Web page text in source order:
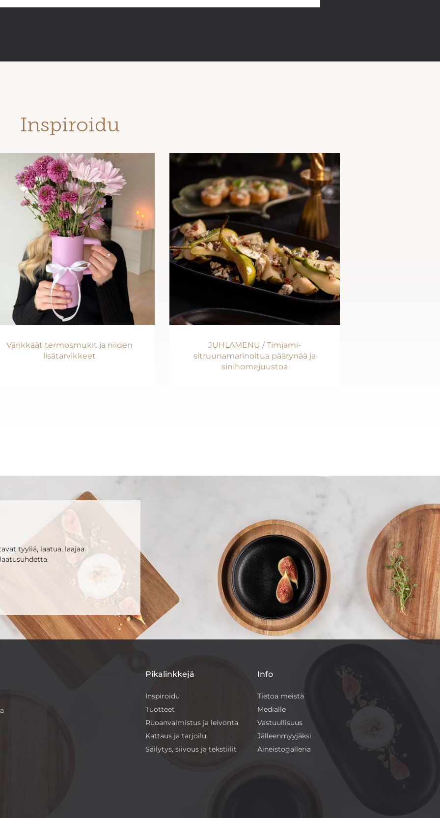
Inspiroidu
Värikkäät termosmukit ja niiden
lisätarvikkeet
JUHLAMENU / Timjami-
sitruunamarinoitua päärynää ja
sinihomejuustoa
tyyliä, laatua, laajaa
Pikalinkkejä
Inspiroidu
Tuotteet
Ruoanvalmistus ja leivonta
Kattaus ja tarjoilu
Säilytys, siivous ja tekstiilit
Info
Tietoa meistä
Medialle
Vastuullisuus
Jälleenmyyjäksi
Aineistogalleria